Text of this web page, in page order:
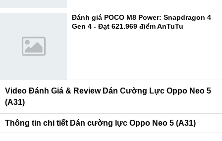
Đánh giá POCO M8 Power: Snapdragon 4
Gen 4 - Đạt 621.969 điểm AnTuTu
Video Đánh Giá & Review Dán Cường Lực Oppo Neo 5
(A31)
Thông tin chi tiết Dán cường lực Oppo Neo 5 (A31)